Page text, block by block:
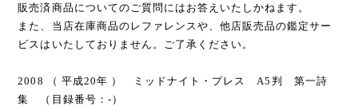
販売済商品についてのご質問にはお答えいたしかねます。
また、当店在庫商品のレファレンスや、他店販売品の鑑定サー
ビスはいたしておりません。ご了承ください。
2008 （ 平成20年 ） ミッドナイト・プレス A5判 第一詩
集 （目録番号：-）